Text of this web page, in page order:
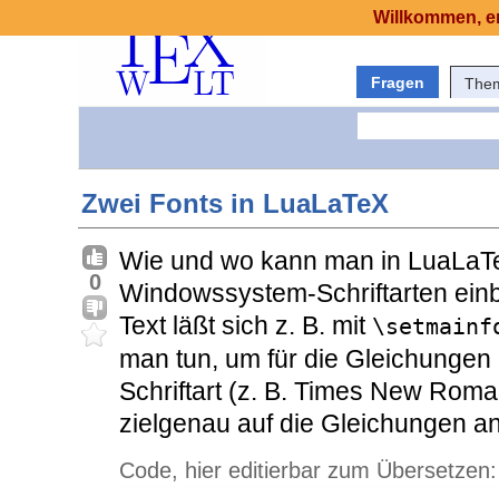
Fragen
Zwei Fonts in LuaLaTeX
0
Wie und wo kann man in
Windowssystem-Schriftarten
Text läßt sich z. B. mit
man tun, um für die
Schriftart (z. B. Times New
zielgenau auf die Gleichungen
Code, hier editierbar zum Übersetzen:
Willkommen,